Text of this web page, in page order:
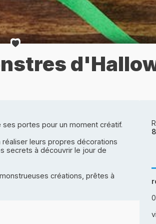
portes pour un moment créatif.
leurs propres décorations
secrets à découvrir le jour de
créations, prêtes à